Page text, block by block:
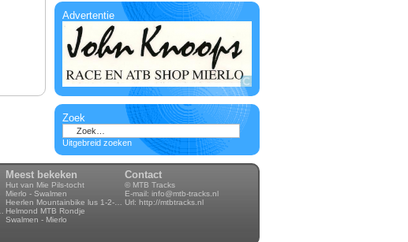
Advertentie
Zoek
Uitgebreid zoeken
Meest bekeken
Hut van Mie Pils-tocht
Mierlo - Swalmen
Helmond MTB Rondje
Swalmen - Mierlo
Contact
© MTB Tracks
E-mail: info@mtb-tracks.nl
Url: http://mtbtracks.nl